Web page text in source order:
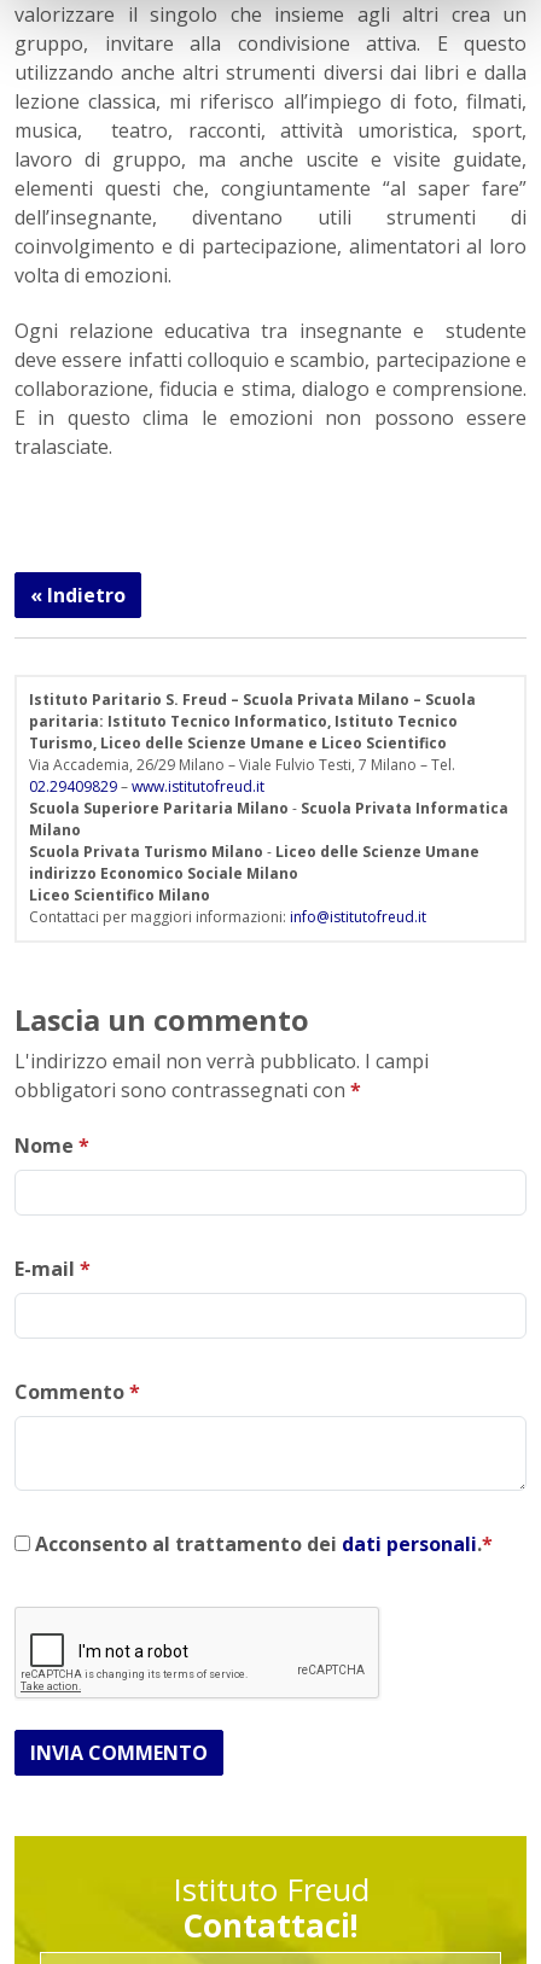
valorizzare il singolo che insieme agli altri crea un
gruppo, invitare alla condivisione attiva. E questo
utilizzando anche altri strumenti diversi dai libri e dalla
lezione classica, mi riferisco all’impiego di foto, filmati,
musica, teatro, racconti, attività umoristica, sport,
lavoro di gruppo, ma anche uscite e visite guidate,
elementi questi che, congiuntamente “al saper fare”
dell’insegnante, diventano utili strumenti di
coinvolgimento e di partecipazione, alimentatori al loro
volta di emozioni.
Ogni relazione educativa tra insegnante e studente
deve essere infatti colloquio e scambio, partecipazione e
collaborazione, fiducia e stima, dialogo e comprensione.
E in questo clima le emozioni non possono essere
tralasciate.
« Indietro
Istituto Paritario S. Freud – Scuola Privata Milano – Scuola
paritaria: Istituto Tecnico Informatico, Istituto Tecnico
Turismo, Liceo delle Scienze Umane e Liceo Scientifico
Via Accademia, 26/29 Milano – Viale Fulvio Testi, 7 Milano – Tel.
02.29409829–www.istitutofreud.it
Scuola Superiore Paritaria Milano - Scuola Privata Informatica
Milano
Scuola Privata Turismo Milano - Liceo delle Scienze Umane
indirizzo Economico Sociale Milano
Liceo Scientifico Milano
Contattaci per maggiori informazioni: info@istitutofreud.it
Lascia un commento
L'indirizzo email non verrà pubblicato. I campi
obbligatori sono contrassegnati con *
Nome *
E-mail *
Commento*
Acconsento al trattamento dei dati personali.*
INVIA COMMENTO
Istituto Freud
Contattaci!